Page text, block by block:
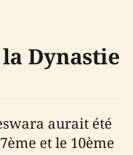
Dynastie
aurait été
et le 10ème